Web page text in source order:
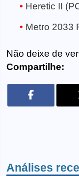
Heretic II
Metro 2033
Não deixe de
Compartilhe:
Análises